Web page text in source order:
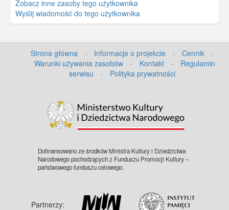
Zobacz inne zasoby tego użytkownika
Wyślij wiadomość do tego użytkownika
Strona główna · Informacje o projekcie · Cennik
·
Warunki używania zasobów
· Kontakt ·
Regulamin
serwisu
· Polityka prywatności
Dofinansowano ze środków Ministra Kultury i Dziedzictwa
Narodowego pochodzących z Funduszu Promocji Kultury –
państwowego funduszu celowego.
Partnerzy: